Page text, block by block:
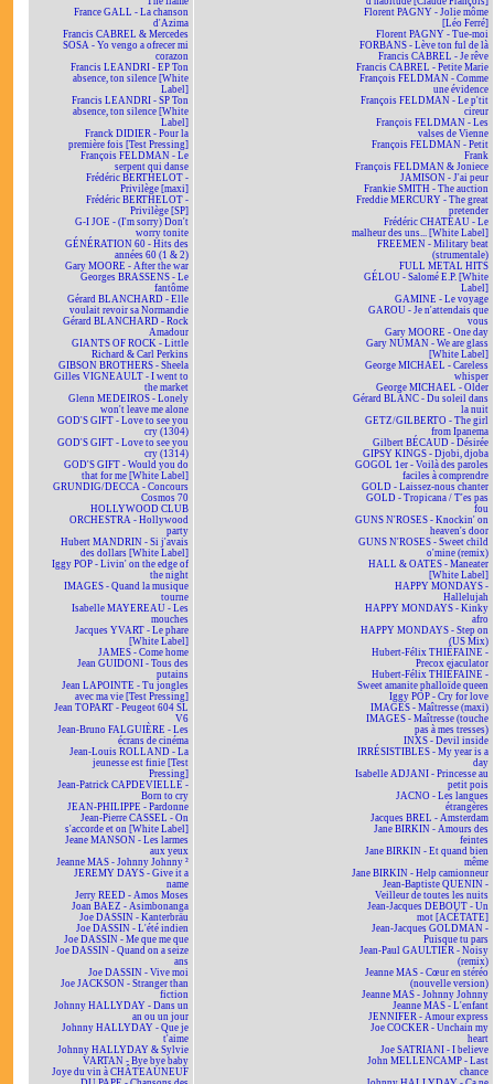
France GALL - La chanson
d'Azima
Francis CABREL & Mercedes
SOSA - Yo vengo a ofrecer mi
corazon
Francis LEANDRI - EP Ton
absence, ton silence [White
Label]
Francis LEANDRI - SP Ton
absence, ton silence [White
Label]
Franck DIDIER - Pour la
première fois [Test Pressing]
François FELDMAN - Le
serpent qui danse
Frédéric BERTHELOT -
Privilège [maxi]
Frédéric BERTHELOT -
Privilège [SP]
G-I JOE - (I'm sorry) Don't
worry tonite
GÉNÉRATION 60 - Hits des
années 60 (1 & 2)
Gary MOORE - After the war
Georges BRASSENS - Le
fantôme
Gérard BLANCHARD - Elle
voulait revoir sa Normandie
Gérard BLANCHARD - Rock
Amadour
GIANTS OF ROCK - Little
Richard & Carl Perkins
GIBSON BROTHERS - Sheela
Gilles VIGNEAULT - I went to
the market
Glenn MEDEIROS - Lonely
won't leave me alone
GOD'S GIFT - Love to see you
cry (1304)
GOD'S GIFT - Love to see you
cry (1314)
GOD'S GIFT - Would you do
that for me [White Label]
GRUNDIG/DECCA - Concours
Cosmos 70
HOLLYWOOD CLUB
ORCHESTRA - Hollywood
party
Hubert MANDRIN - Si j'avais
des dollars [White Label]
Iggy POP - Livin' on the edge of
the night
IMAGES - Quand la musique
tourne
Isabelle MAYEREAU - Les
mouches
Jacques YVART - Le phare
[White Label]
JAMES - Come home
Jean GUIDONI - Tous des
putains
Jean LAPOINTE - Tu jongles
avec ma vie [Test Pressing]
Jean TOPART - Peugeot 604 SL
V6
Jean-Bruno FALGUIÈRE - Les
écrans de cinéma
Jean-Louis ROLLAND - La
jeunesse est finie [Test
Pressing]
Jean-Patrick CAPDEVIELLE -
Born to cry
JEAN-PHILIPPE - Pardonne
Jean-Pierre CASSEL - On
s'accorde et on [White Label]
Jeane MANSON - Les larmes
aux yeux
Jeanne MAS - Johnny Johnny ²
JEREMY DAYS - Give it a
name
Jerry REED - Amos Moses
Joan BAEZ - Asimbonanga
Joe DASSIN - Kanterbräu
Joe DASSIN - L'été indien
Joe DASSIN - Me que me que
Joe DASSIN - Quand on a seize
ans
Joe DASSIN - Vive moi
Joe JACKSON - Stranger than
fiction
Johnny HALLYDAY - Dans un
an ou un jour
Johnny HALLYDAY - Que je
t'aime
Johnny HALLYDAY & Sylvie
VARTAN - Bye bye baby
Joye du vin à CHÂTEAUNEUF
Florent PAGNY - Jolie môme
[Léo Ferré]
Florent PAGNY - Tue-moi
FORBANS - Lève ton ful de là
Francis CABREL - Je rêve
Francis CABREL - Petite Marie
François FELDMAN - Comme
une évidence
François FELDMAN - Le p'tit
cireur
François FELDMAN - Les
valses de Vienne
François FELDMAN - Petit
Frank
François FELDMAN & Joniece
JAMISON - J'ai peur
Frankie SMITH - The auction
Freddie MERCURY - The great
pretender
Frédéric CHATEAU - Le
malheur des uns... [White Label]
FREEMEN - Military beat
(strumentale)
FULL METAL HITS
GÉLOU - Salomé E.P. [White
Label]
GAMINE - Le voyage
GAROU - Je n'attendais que
vous
Gary MOORE - One day
Gary NUMAN - We are glass
[White Label]
George MICHAEL - Careless
whisper
George MICHAEL - Older
Gérard BLANC - Du soleil dans
la nuit
GETZ/GILBERTO - The girl
from Ipanema
Gilbert BÉCAUD - Désirée
GIPSY KINGS - Djobi, djoba
GOGOL 1er - Voilà des paroles
faciles à comprendre
GOLD - Laissez-nous chanter
GOLD - Tropicana / T'es pas
fou
GUNS N'ROSES - Knockin' on
heaven's door
GUNS N'ROSES - Sweet child
o'mine (remix)
HALL & OATES - Maneater
[White Label]
HAPPY MONDAYS -
Hallelujah
HAPPY MONDAYS - Kinky
afro
HAPPY MONDAYS - Step on
(US Mix)
Hubert-Félix THIÉFAINE -
Precox ejaculator
Hubert-Félix THIÉFAINE -
Sweet amanite phalloïde queen
Iggy POP - Cry for love
IMAGES - Maîtresse (maxi)
IMAGES - Maîtresse (touche
pas à mes tresses)
INXS - Devil inside
IRRÉSISTIBLES - My year is a
day
Isabelle ADJANI - Princesse au
petit pois
JACNO - Les langues
étrangères
Jacques BREL - Amsterdam
Jane BIRKIN - Amours des
feintes
Jane BIRKIN - Et quand bien
même
Jane BIRKIN - Help camionneur
Jean-Baptiste QUENIN -
Veilleur de toutes les nuits
Jean-Jacques DEBOUT - Un
mot [ACÉTATE]
Jean-Jacques GOLDMAN -
Puisque tu pars
Jean-Paul GAULTIER - Noisy
(remix)
Jeanne MAS - Cœur en stéréo
(nouvelle version)
Jeanne MAS - Johnny Johnny
Jeanne MAS - L'enfant
JENNIFER - Amour express
Joe COCKER - Unchain my
heart
Joe SATRIANI - I believe
John MELLENCAMP - Last
chance